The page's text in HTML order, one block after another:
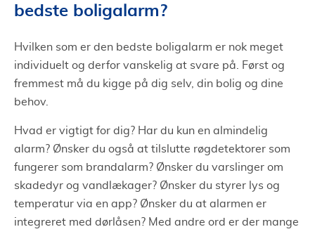
bedste boligalarm?
Hvilken som er den bedste boligalarm er nok meget
individuelt og derfor vanskelig at svare på. Først og
fremmest må du kigge på dig selv, din bolig og dine
behov.
Hvad er vigtigt for dig? Har du kun en almindelig
alarm? Ønsker du også at tilslutte røgdetektorer som
fungerer som brandalarm? Ønsker du varslinger om
skadedyr og vandlækager? Ønsker du styrer lys og
temperatur via en app? Ønsker du at alarmen er
integreret med dørlåsen? Med andre ord er der mange